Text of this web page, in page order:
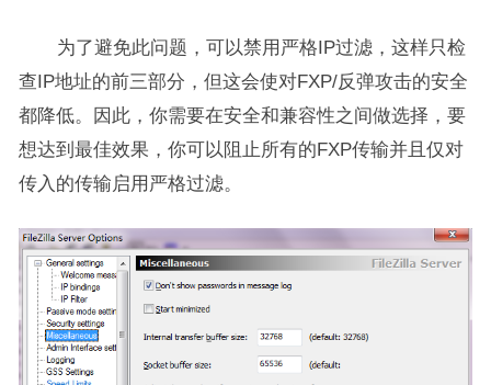
为了避免此问题，可以禁用严格IP过滤，这样只检
查IP地址的前三部分，但这会使对FXP/反弹攻击的安全
都降低。因此，你需要在安全和兼容性之间做选择，要
想达到最佳效果，你可以阻止所有的FXP传输并且仅对
传入的传输启用严格过滤。